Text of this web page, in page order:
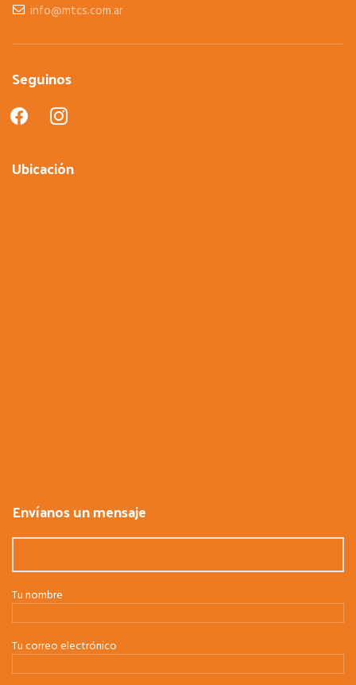
info@mtcs.com.ar
Seguinos
facebookinstagram
Ubicación
Envíanos un mensaje
Tu nombre
Tu correo electrónico